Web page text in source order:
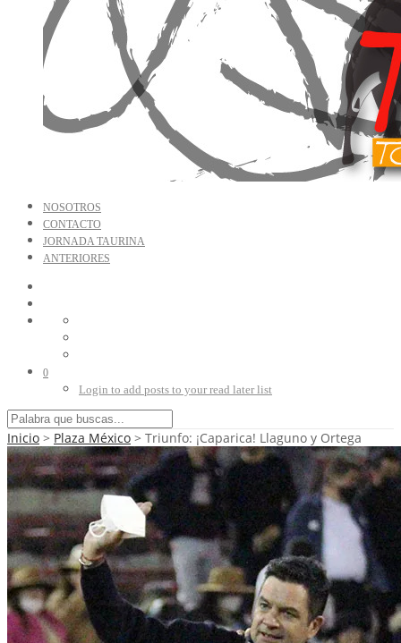
NOSOTROS
CONTACTO
JORNADA TAURINA
ANTERIORES
0
Login to add posts to your read later list
Inicio > Plaza México > Triunfo: ¡Caparica! Llaguno y Ortega